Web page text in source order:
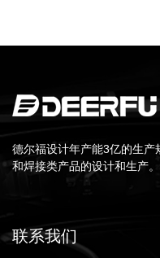
德尔福设计年产能3亿的生
和焊接类产品的设计和生产。
联系我们